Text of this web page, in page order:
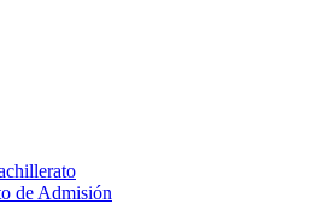
de Admisión